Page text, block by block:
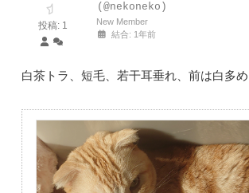
投稿: 1
(@nekoneko)
New Member
結合: 1年前
白茶トラ、短毛、若干耳垂れ、前は白多め